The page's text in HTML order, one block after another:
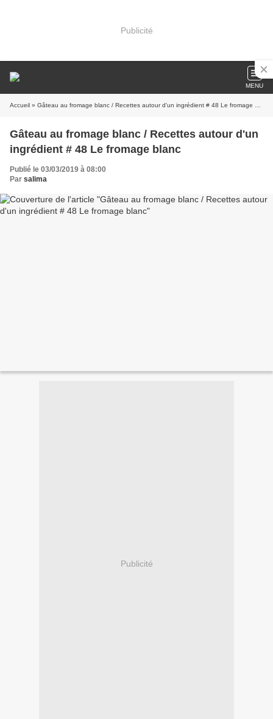
Publicité
MENU
Accueil » Gâteau au fromage blanc / Recettes autour d'un ingrédient # 48 Le fromage blanc
Gâteau au fromage blanc / Recettes autour d'un
ingrédient # 48 Le fromage blanc
Publié le 03/03/2019 à 08:00
Par salima
Publicité